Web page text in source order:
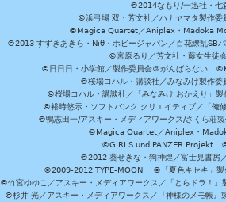
©2014なもり/一迅社・
©浜弓場 双・芳文社／ハナヤマタ製作
©Magica Quartet／Aniplex・Madoka
©2013 すずきあきら・Niθ・ホビージャパン／百花繚乱
©宮原るり／芳文社・藤女生徒
©日日日・小学館／製作委員会＠がんばらない
©桜場コハル・講談社／みなみけ製作
©桜場コハル・講談社／「みなみけ おかえり」
©裕時悠示・ソフトバンク クリエイティブ／「
©鴨志田一/アスキー・メディアワークス/さく
©Magica Quartet／Aniplex・
©GIRLS und PANZER Projekt ©
©2012 葵せきな・狗神煌／富士見書
©2009-2012 TYPE-MOON ©「夏色キセキ」製
©竹宮ゆゆこ／アスキー・メディアワークス／「とらドラ！
©杉井 光／アスキー・メディアワークス／『神様のメモ帳